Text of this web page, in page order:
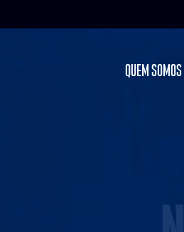
QUEM SOMOS